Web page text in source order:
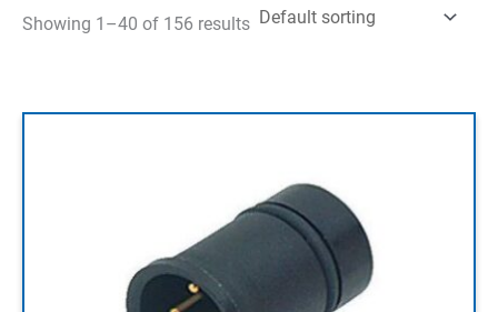
Showing 1–40 of 156 results